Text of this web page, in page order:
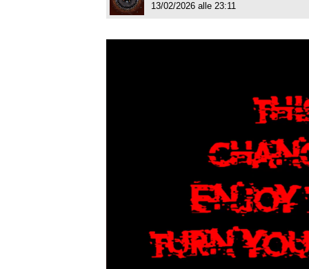
13/02/2026 alle 23:11